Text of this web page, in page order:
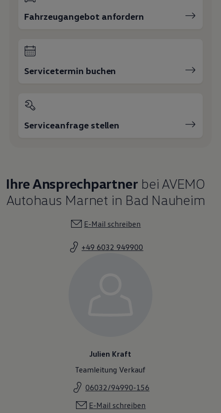
Fahrzeugangebot anfordern
Servicetermin buchen
Serviceanfrage stellen
Ihre Ansprechpartnerbei AVEMO
Autohaus Marnet in Bad Nauheim
E-Mail schreiben
+49 6032 949900
Julien Kraft
Teamleitung Verkauf
06032/94990-156
E-Mail schreiben